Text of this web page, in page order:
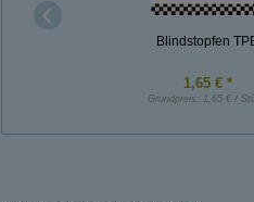
Blindstopfen
1,65 € *
Grundpreis: 1,65 € /